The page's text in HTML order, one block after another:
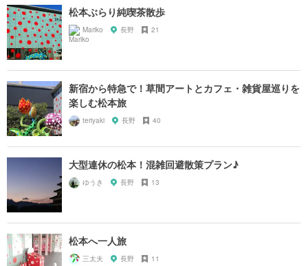
松本ぶらり純喫茶散歩
Mariko 長野 21
新宿から特急で！草間アートとカフェ・雑貨屋巡りを
楽しむ松本旅
teriyaki 長野 40
大型連休の松本！混雑回避散策プラン♪
ゆうき 長野 13
松本へ一人旅
三太夫 長野 11